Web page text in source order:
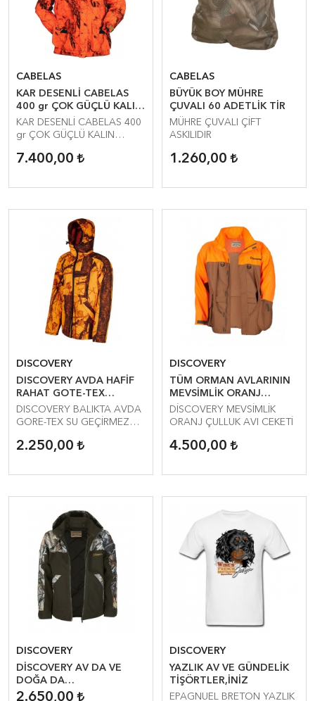
CABELAS
KAR DESENLİ CABELAS
400 gr ÇOK GÜÇLÜ KALIN
Waterproof TEKLİ PARKE
KAR DESENLİ CABELAS 400
gr ÇOK GÜÇLÜ KALIN
7.400,00
CABELAS
BÜYÜK BOY MÜHRE
ÇUVALI 60 ADETLİK TİR
MÜHRE ÇUVALI ÇİFT
ASKILIDIR
1.260,00
DISCOVERY
DISCOVERY AVDA HAFİF
RAHAT GOTE-TEX
ÇULLUK CEKETİ
DISCOVERY BALIKTA AVDA
GORE-TEX SU GEÇİRMEZ
2.250,00
DISCOVERY
TÜM ORMAN AVLARININ
MEVSİMLİK ORANJ
ÇULLUK ve DOMUZ AVI
CEKETİ
DİSCOVERY MEVSİMLİK
ORANJ ÇULLUK AVI CEKETİ
4.500,00
DISCOVERY
DİSCOVERY AV DA VE
DOĞA DA
KULLANABİLECEĞİNİZ
2.650,00
DISCOVERY
YAZLIK AV VE GÜNDELİK
TİŞÖRTLER,İNİZ
EPAGNUEL BRETON YAZLIK